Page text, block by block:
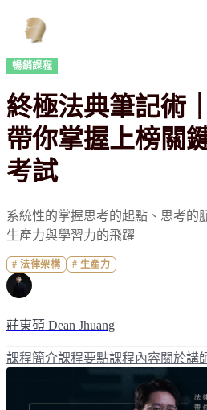
暢銷課程
終極法典筆記術
帶你掌握上榜關
考試
系統性的掌握思考的起點、思考的
生產力與學習力的飛躍
#法律架構 # 生產力
莊東碩 Dean Jhuang
課程簡介課程要點課程內容關於講